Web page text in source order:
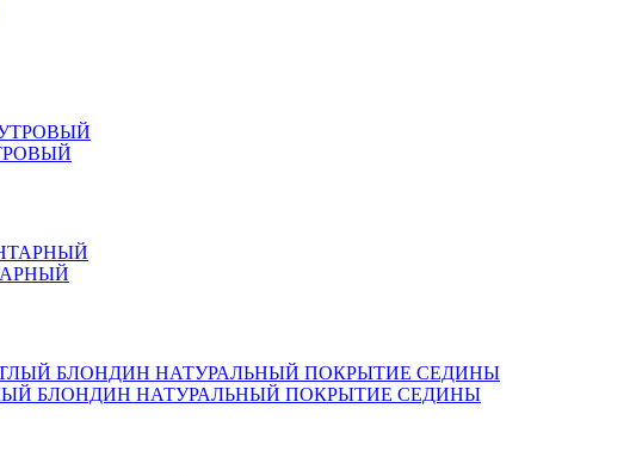
БЛОНДИН НАТУРАЛЬНЫЙ ПОКРЫТИЕ СЕДИНЫ